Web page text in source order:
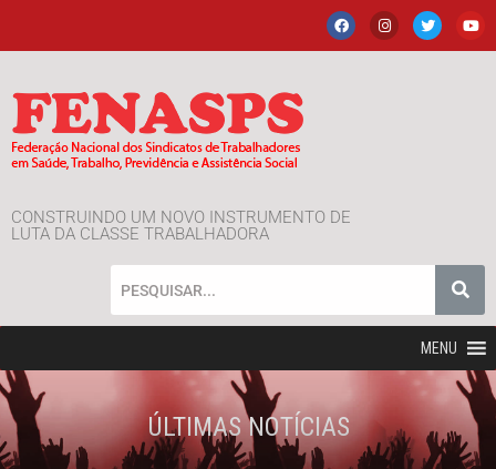
CONSTRUINDO UM NOVO INSTRUMENTO DE
LUTA DA CLASSE TRABALHADORA
MENU
ÚLTIMAS NOTÍCIAS